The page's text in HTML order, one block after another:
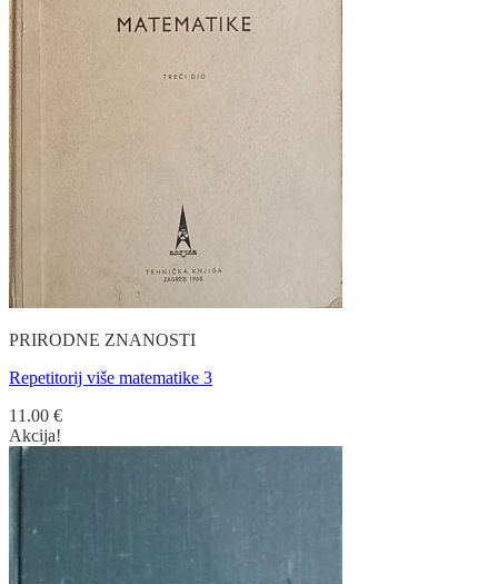
PRIRODNE ZNANOSTI
Repetitorij više matematike 3
11.00 €
Akcija!